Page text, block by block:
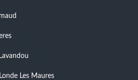
Les Maures